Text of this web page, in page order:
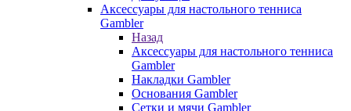
Аксессуары для настольного тенниса
Gambler
Назад
Аксессуары для настольного тенниса
Gambler
Накладки Gambler
Основания Gambler
Сетки и мячи Gambler